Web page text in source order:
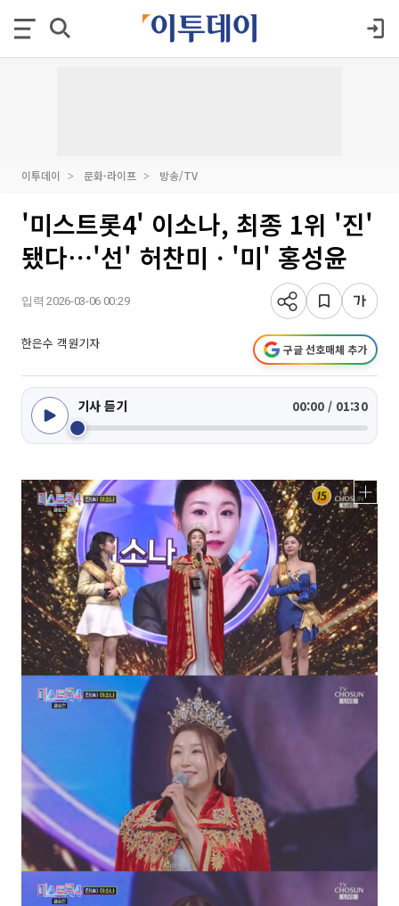
이투데이 문화·라이프 방송/TV
'미스트롯4' 이소나, 최종 1위 '진'
됐다⋯'선' 허찬미ㆍ'미' 홍성윤
입력 2026-03-06 00:29
한은수 객원기자 구글 선호매체 추가
기사 듣기 00:00 / 01:30